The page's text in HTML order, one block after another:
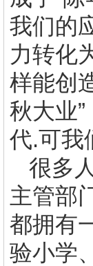
我们的
力转化
样能创
秋大业
代.可我
很多
主管部
都拥有
验小学